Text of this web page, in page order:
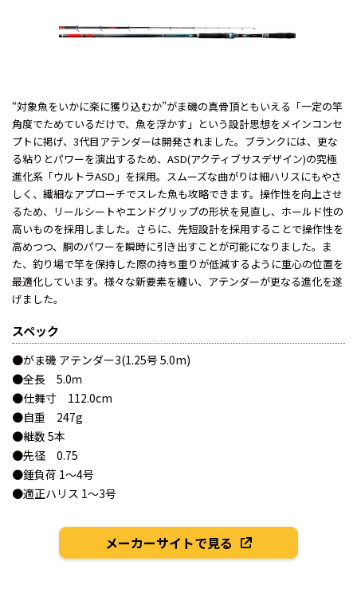
“対象魚をいかに楽に獲り込むか”がま磯の真骨頂ともいえる「一定の竿
角度でためているだけで、魚を浮かす」という設計思想をメインコンセ
プトに掲げ、3代目アテンダーは開発されました。ブランクには、更な
る粘りとパワーを演出するため、ASD(アクティブサスデザイン)の究極
進化系「ウルトラASD」を採用。スムーズな曲がりは細ハリスにもやさ
しく、繊細なアプローチでスレた魚も攻略できます。操作性を向上させ
るため、リールシートやエンドグリップの形状を見直し、ホールド性の
高いものを採用しました。さらに、先短設計を採用することで操作性を
高めつつ、胴のパワーを瞬時に引き出すことが可能になりました。ま
た、釣り場で竿を保持した際の持ち重りが低減するように重心の位置を
最適化しています。様々な新要素を纏い、アテンダーが更なる進化を遂
げました。
スペック
●がま磯 アテンダー3(1.25号 5.0m)
●全長 5.0ｍ
●仕舞寸 112.0cm
●自重 247g
●継数 5本
●先径 0.75
●錘負荷 1～4号
●適正ハリス 1～3号
メーカーサイトで見る